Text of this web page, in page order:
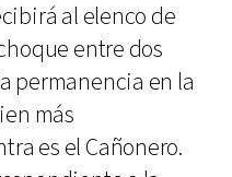
al elenco de
entre dos
permanencia en la
más
es el Cañonero.